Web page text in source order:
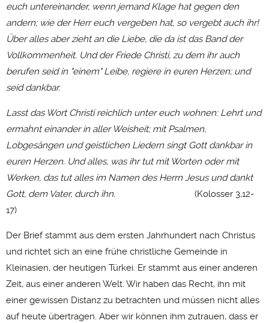
euch untereinander, wenn jemand Klage hat gegen den
andern; wie der Herr euch vergeben hat, so vergebt auch ihr!
Über alles aber zieht an die Liebe, die da ist das Band der
Vollkommenheit. Und der Friede Christi, zu dem ihr auch
berufen seid in "einem" Leibe, regiere in euren Herzen; und
seid dankbar.
Lasst das Wort Christi reichlich unter euch wohnen: Lehrt und
ermahnt einander in aller Weisheit; mit Psalmen,
Lobgesängen und geistlichen Liedern singt Gott dankbar in
euren Herzen. Und alles, was ihr tut mit Worten oder mit
Werken, das tut alles im Namen des Herrn Jesus und dankt
Gott, dem Vater, durch ihn. (Kolosser 3,12-
17)
Der Brief stammt aus dem ersten Jahrhundert nach Christus
und richtet sich an eine frühe christliche Gemeinde in
Kleinasien, der heutigen Türkei. Er stammt aus einer anderen
Zeit, aus einer anderen Welt. Wir haben das Recht, ihn mit
einer gewissen Distanz zu betrachten und müssen nicht alles
auf heute übertragen. Aber wir können ihm zutrauen, dass er